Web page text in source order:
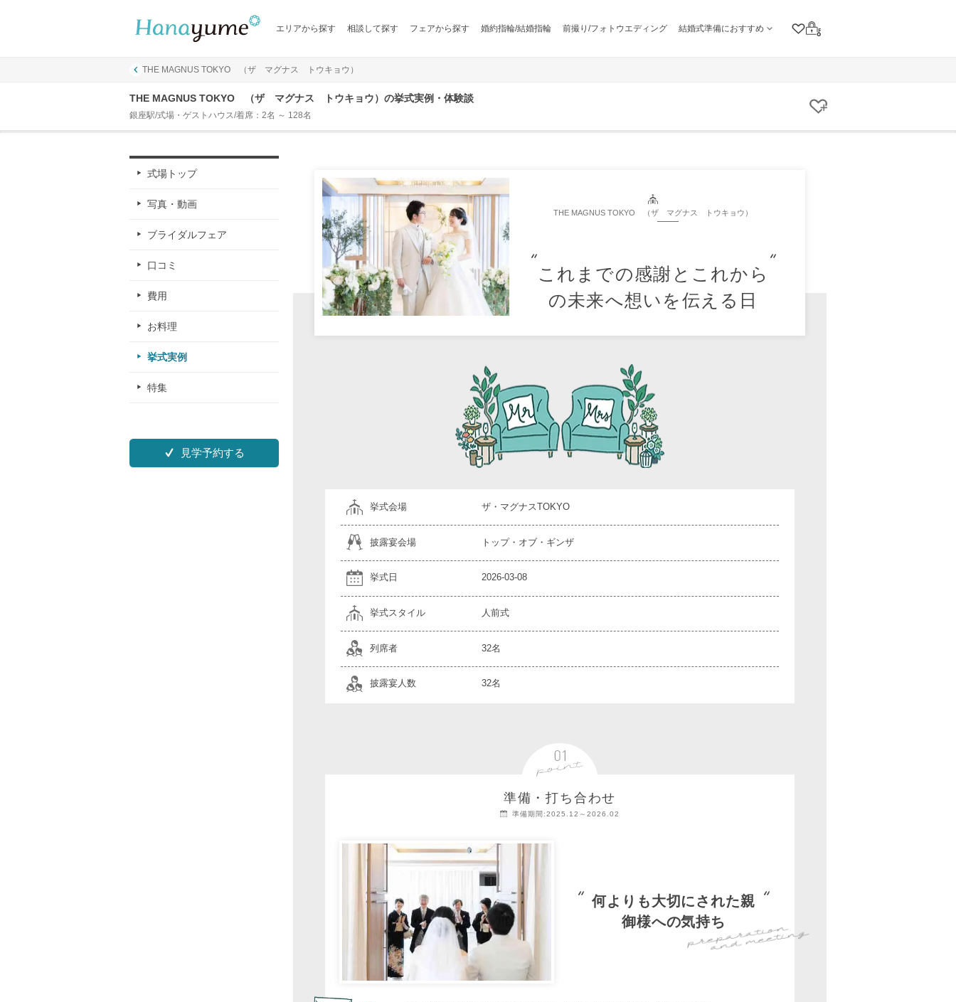
エリアから探す 相談して探す フェアから探す 婚約指輪/結婚指輪 前撮り/フォトウエディング 結婚式準備におすすめ
クリップリスト
ログイン
THE MAGNUS TOKYO （ザ マグナス トウキョウ）
THE MAGNUS TOKYO （ザ マグナス トウキョウ）の挙式実例・体験談
銀座駅/式場・ゲストハウス/着席：2名 ～ 128名 クリップする
式場トップ
写真・動画
ブライダルフェア
口コミ
費用
お料理
挙式実例
特集
見学予約する
THE MAGNUS TOKYO （ザ マグナス トウキョウ）
これまでの感謝とこれから
の未来へ想いを伝える日
挙式会場 ザ・マグナスTOKYO
披露宴会場 トップ・オブ・ギンザ
挙式日 2026-03-08
挙式スタイル 人前式
列席者 32名
披露宴人数 32名
準備・打ち合わせ
準備期間:2025.12～2026.02
何よりも大切にされた親
御様への気持ち